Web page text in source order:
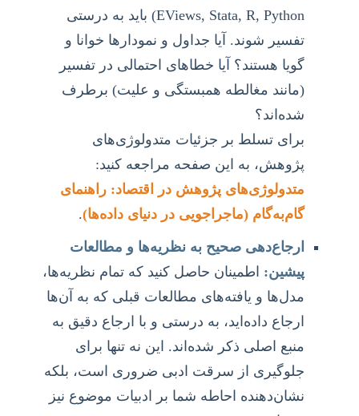
EViews, Stata, R, Python) باید به درستی
تفسیر شوند. آیا جداول و نمودارها خوانا و
گویا هستند؟ آیا خطاهای احتمالی در تفسیر
(مانند مغالطه همبستگی و علیت) برطرف
شده‌اند؟
برای تسلط بر جزئیات متدولوژی‌های
پژوهش، به این صفحه مراجعه کنید:
متدولوژی‌های پژوهش در اقتصاد: راهنمای
گام‌به‌گام (ماجراجویی در دنیای داده‌ها).
ارجاع‌دهی صحیح به نظریه‌ها و مطالعات
پیشین: اطمینان حاصل کنید که تمام نظریه‌ها،
مدل‌ها و یافته‌های مطالعات قبلی که به آن‌ها
ارجاع داده‌اید، به درستی و با ارجاع دقیق به
منبع اصلی ذکر شده‌اند. این نه تنها برای
جلوگیری از سرقت ادبی ضروری است، بلکه
نشان‌دهنده احاطه شما بر ادبیات موضوع نیز